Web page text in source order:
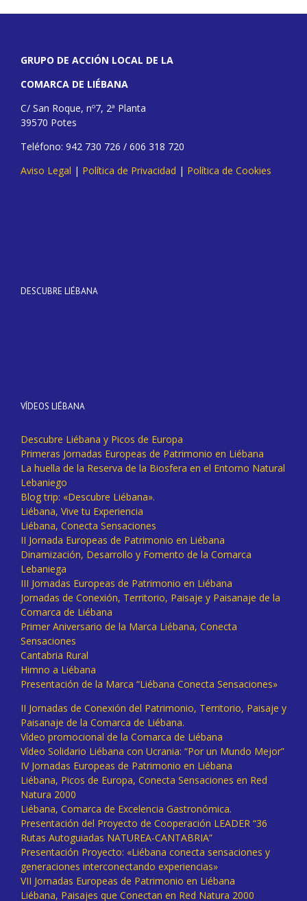
GRUPO DE ACCIÓN LOCAL DE LA
COMARCA DE LIÉBANA
C/ San Roque, nº7, 2ª Planta
39570 Potes
Teléfono: 942 730 726 / 606 318 720
Aviso Legal | Política de Privacidad | Política de Cookies
DESCUBRE LIÉBANA
VÍDEOS LIÉBANA
Descubre Liébana y Picos de Europa
Primeras Jornadas Europeas de Patrimonio en Liébana
La huella de la Reserva de la Biosfera en el Entorno Natural
Lebaniego
Blog trip: «Descubre Liébana».
Liébana, Vive tu Experiencia
Liébana, Conecta Sensaciones
II Jornada Europeas de Patrimonio en Liébana
Dinamización, Desarrollo y Fomento de la Comarca
Lebaniega
III Jornadas Europeas de Patrimonio en Liébana
Jornadas de Conexión, Territorio, Paisaje y Paisanaje de la
Comarca de Liébana
Primer Aniversario de la Marca Liébana, Conecta
Sensaciones
Cantabria Rural
Himno a Liébana
Presentación de la Marca “Liébana Conecta Sensaciones»
II Jornadas de Conexión del Patrimonio, Territorio, Paisaje y
Paisanaje de la Comarca de Liébana.
Vídeo promocional de la Comarca de Liébana
Vídeo Solidario Liébana con Ucrania: “Por un Mundo Mejor”
IV Jornadas Europeas de Patrimonio en Liébana
Liébana, Picos de Europa, Conecta Sensaciones en Red
Natura 2000
Liébana, Comarca de Excelencia Gastronómica.
Presentación del Proyecto de Cooperación LEADER “36
Rutas Autoguiadas NATUREA-CANTABRIA”
Presentación Proyecto: «Liébana conecta sensaciones y
generaciones interconectando experiencias»
VII Jornadas Europeas de Patrimonio en Liébana
Liébana, Paisajes que Conectan en Red Natura 2000